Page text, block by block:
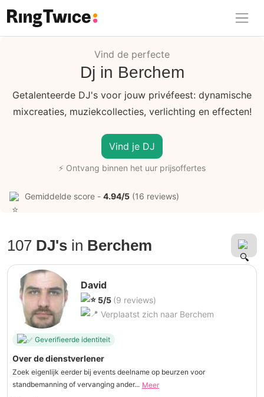
Ring Twice
Vind de perfecte
Dj in Berchem
Getalenteerde DJ's voor jouw privéfeest: dynamische
mixcreaties, muziekcollecties, verlichting en effecten!
Vind je DJ
⚡ Ontvang binnen het uur prijsoffertes
Gemiddelde score - 4.94/5 (16 reviews)
107 DJ's in Berchem
David
5/5 (9 reviews)
Verplaatst zich naar Berchem
Geverifieerde identiteit
Over de dienstverlener
Zoek eigenlijk eerder bij events deelname op beurzen voor
standbemanning of vervanging ander... Meer